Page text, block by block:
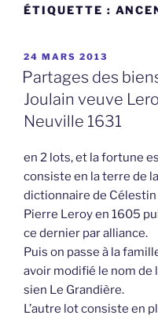
ÉTIQUETTE :
PUBLIÉ
LE
24 MARS 2013
Partages des
Joulain veuve
Neuville 1631
en 2 lots, et la fortune
consiste en la terre de
dictionnaire de
Pierre Leroy en 1605
ce dernier par alliance.
Puis on passe à la
avoir modifié le nom de
sien Le Grandière.
L’autre lot consiste en